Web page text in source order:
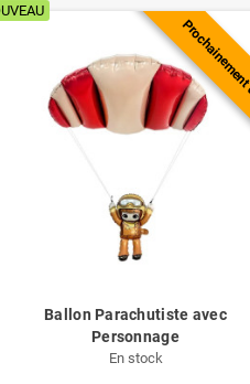
Ballon Parachutiste avec
Personnage
En stock